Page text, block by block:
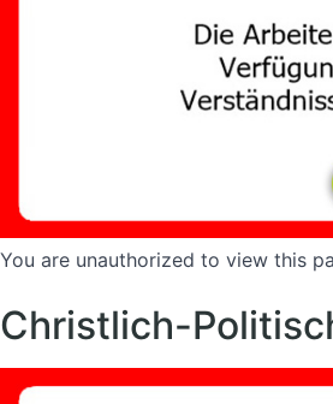
You are unauthorized to view this
Christlich-